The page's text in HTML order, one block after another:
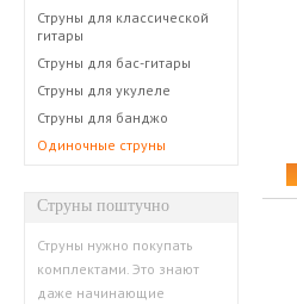
Струны для классической
гитары
Струны для бас-гитары
Струны для укулеле
Струны для банджо
Одиночные струны
Струны поштучно
Струны нужно покупать
комплектами. Это знают
даже начинающие